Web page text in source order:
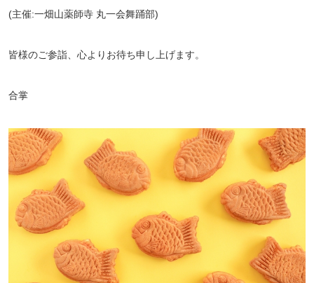
(主催:一畑山薬師寺 丸一会舞踊部)
皆様のご参詣、心よりお待ち申し上げます。
合掌